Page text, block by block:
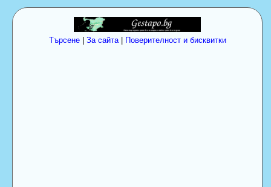
Търсене| За сайта| Поверителност и бисквитки